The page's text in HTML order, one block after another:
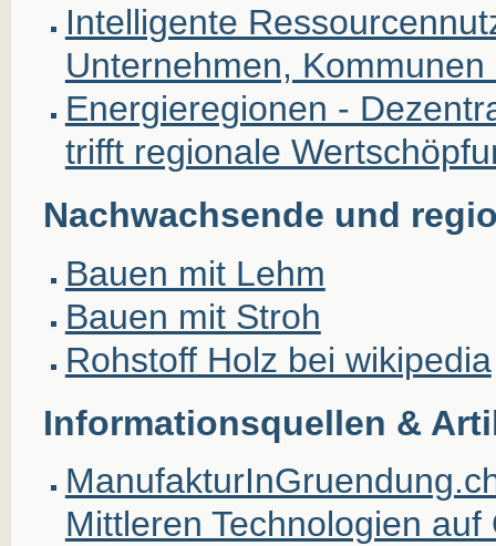
Intelligente
Unternehmen,
Energieregionen -
trifft regionale
Nachwachsende und
Bauen mit Lehm
Bauen mit Stroh
Rohstoff Holz bei wikipedia
Informationsquellen &
Mittleren Technologien auf